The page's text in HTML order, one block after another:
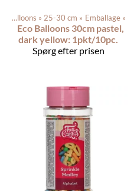
Latex balloons ‪» 25-30 cm ‪» Emballage ‪»
Eco Balloons 30cm pastel,
dark yellow: 1pkt/10pc.
Spørg efter prisen